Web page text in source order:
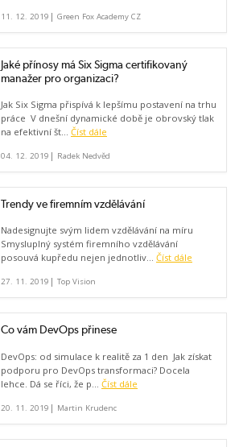
11. 12. 2019 | Green Fox Academy CZ
Jaké přínosy má Six Sigma certifikovaný
manažer pro organizaci?
Jak Six Sigma přispívá k lepšímu postavení na trhu
práce V dnešní dynamické době je obrovský tlak
na efektivní št... Číst dále
04. 12. 2019 | Radek Nedvěd
Trendy ve firemním vzdělávání
Nadesignujte svým lidem vzdělávání na míru
Smysluplný systém firemního vzdělávání
posouvá kupředu nejen jednotliv... Číst dále
27. 11. 2019 | Top Vision
Co vám DevOps přinese
DevOps: od simulace k realitě za 1 den Jak získat
podporu pro DevOps transformaci? Docela
lehce. Dá se říci, že p... Číst dále
20. 11. 2019 | Martin Krudenc